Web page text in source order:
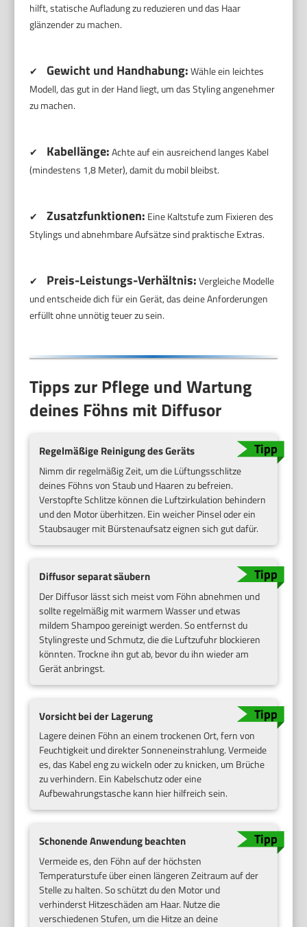
hilft, statische Aufladung zu reduzieren und das Haar
glänzender zu machen.
✔ Gewicht und Handhabung:Wähle ein leichtes
Modell, das gut in der Hand liegt, um das Styling angenehmer
zu machen.
✔ Kabellänge:Achte auf ein ausreichend langes Kabel
(mindestens 1,8 Meter), damit du mobil bleibst.
✔ Zusatzfunktionen: Eine Kaltstufe zum Fixieren des
Stylings und abnehmbare Aufsätze sind praktische Extras.
✔ Preis-Leistungs-Verhältnis:Vergleiche Modelle
und entscheide dich für ein Gerät, das deine Anforderungen
erfüllt ohne unnötig teuer zu sein.
Tipps zur Pflege und Wartung
deines Föhns mit Diffusor
Regelmäßige Reinigung des Geräts
Nimm dir regelmäßig Zeit, um die Lüftungsschlitze
deines Föhns von Staub und Haaren zu befreien.
Verstopfte Schlitze können die Luftzirkulation behindern
und den Motor überhitzen. Ein weicher Pinsel oder ein
Staubsauger mit Bürstenaufsatz eignen sich gut dafür.
Diffusor separat säubern
Der Diffusor lässt sich meist vom Föhn abnehmen und
sollte regelmäßig mit warmem Wasser und etwas
mildem Shampoo gereinigt werden. So entfernst du
Stylingreste und Schmutz, die die Luftzufuhr blockieren
könnten. Trockne ihn gut ab, bevor du ihn wieder am
Gerät anbringst.
Vorsicht bei der Lagerung
Lagere deinen Föhn an einem trockenen Ort, fern von
Feuchtigkeit und direkter Sonneneinstrahlung. Vermeide
es, das Kabel eng zu wickeln oder zu knicken, um Brüche
zu verhindern. Ein Kabelschutz oder eine
Aufbewahrungstasche kann hier hilfreich sein.
Schonende Anwendung beachten
Vermeide es, den Föhn auf der höchsten
Temperaturstufe über einen längeren Zeitraum auf der
Stelle zu halten. So schützt du den Motor und
verhinderst Hitzeschäden am Haar. Nutze die
verschiedenen Stufen, um die Hitze an deine